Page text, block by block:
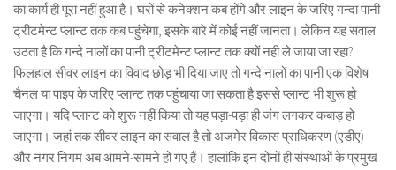
का कार्य ही पूरा नहीं हुआ है। घरों से कनेक्शन कब होंगे और लाइन के जरिए गन्दा पानी
ट्रीटमेन्ट प्लान्ट तक कब पहुंचेगा, इसके बारे में कोई नहीं जानता। लेकिन यह सवाल
उठता है कि गन्दे नालों का पानी ट्रीटमेन्ट प्लान्ट तक क्यों नही ले जाया जा रहा?
फिलहाल सीवर लाइन का विवाद छोड़ भी दिया जाए तो गन्दे नालों का पानी एक विशेष
चैनल या पाइप के जरिए प्लान्ट तक पहुंचाया जा सकता है इससे प्लान्ट भी शुरू हो
जाएगा। यदि प्लान्ट को शुरू नहीं किया तो यह पड़ा-पड़ा ही जंग लगकर कबाड़ हो
जाएगा। जहां तक सीवर लाइन का सवाल है तो अजमेर विकास प्राधिकरण (एडीए)
और नगर निगम अब आमने-सामने हो गए हैं। हालांकि इन दोनों ही संस्थाओं के प्रमुख